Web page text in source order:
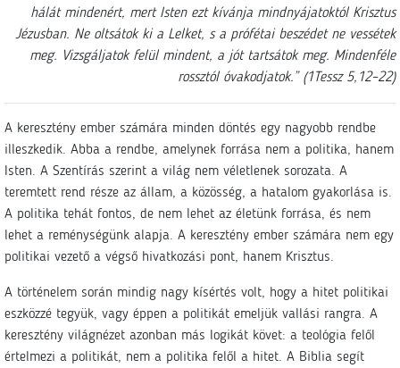
hálát mindenért, mert Isten ezt kívánja mindnyájatoktól Krisztus
Jézusban. Ne oltsátok ki a Lelket, s a prófétai beszédet ne vessétek
meg. Vizsgáljatok felül mindent, a jót tartsátok meg. Mindenféle
rossztól óvakodjatok.” (1Tessz 5,12–22)
A keresztény ember számára minden döntés egy nagyobb rendbe
illeszkedik. Abba a rendbe, amelynek forrása nem a politika, hanem
Isten. A Szentírás szerint a világ nem véletlenek sorozata. A
teremtett rend része az állam, a közösség, a hatalom gyakorlása is.
A politika tehát fontos, de nem lehet az életünk forrása, és nem
lehet a reménységünk alapja. A keresztény ember számára nem egy
politikai vezető a végső hivatkozási pont, hanem Krisztus.
A történelem során mindig nagy kísértés volt, hogy a hitet politikai
eszközzé tegyük, vagy éppen a politikát emeljük vallási rangra. A
keresztény világnézet azonban más logikát követ: a teológia felől
értelmezi a politikát, nem a politika felől a hitet. A Biblia segít